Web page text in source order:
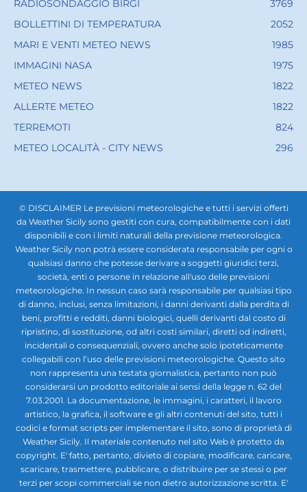
RADIOSONDAGGIO BIRGI
3769
BOLLETTINI DI TEMPERATURA
2052
MARI E VENTI METEO NEWS
1985
IMMAGINI NASA
1975
METEO NEWS
1822
ALLERTE METEO
1822
TERREMOTI
824
METEO LOCALITÀ - CITY NEWS
296
© DISCLAIMER Le previsioni meteorologiche e tutti i servizi offerti
da Weather Sicily sono gestiti con cura, compatibilmente con i dati
disponibili e con i limiti naturali della previsione meteorologica.
Weather Sicily non potrà essere considerata responsabile per ogni o
qualsiasi danno che potesse derivare a soggetti giuridici terzi,
società, enti o persone in relazione all'uso delle previsioni
meteorologiche. In nessun caso sarà responsabile per qualsiasi tipo
di danno, inclusi, senza limitazioni, i danni derivanti dalla perdita di
beni, profitti e redditi, danni biologici, quelli derivanti dal costo di
ripristino, di sostituzione, od altri costi similari, diretti od indiretti,
incidentali o consequenziali, ovvero anche solo ipoteticamente
collegabili con l’uso delle previsioni meteorologiche. Questo sito
non rappresenta una testata giornalistica, pertanto non può
considerarsi un prodotto editoriale ai sensi della legge n. 62 del
7.03.2001. La documentazione, le immagini, i caratteri, il lavoro
artistico, la grafica, il software e gli altri contenuti del sito, tutti i
codici e format scripts per implementare il sito, sono di proprietà di
Weather Sicily. Il materiale contenuto nel sito Web è protetto da
copyright. E' fatto, pertanto, divieto di copiare, modificare, caricare,
scaricare, trasmettere, pubblicare, o distribuire per se stessi o per
terzi per scopi commerciali se non dietro autorizzazione scritta. E'